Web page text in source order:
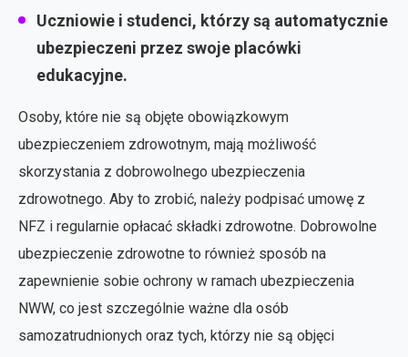
Uczniowie i studenci, którzy są automatycznie
ubezpieczeni przez swoje placówki
edukacyjne.
Osoby, które nie są objęte obowiązkowym
ubezpieczeniem zdrowotnym, mają możliwość
skorzystania z dobrowolnego ubezpieczenia
zdrowotnego. Aby to zrobić, należy podpisać umowę z
NFZ i regularnie opłacać składki zdrowotne. Dobrowolne
ubezpieczenie zdrowotne to również sposób na
zapewnienie sobie ochrony w ramach ubezpieczenia
NWW, co jest szczególnie ważne dla osób
samozatrudnionych oraz tych, którzy nie są objęci